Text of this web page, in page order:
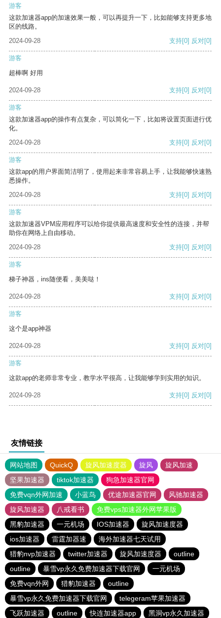
游客
这款加速器app的加速效果一般，可以再提升一下，比如能够支持更多地
区的线路。
2024-09-28
支持[0] 反对[0]
游客
超棒啊 好用
2024-09-28 支持[0] 反对[0]
游客
这款加速器app的操作有点复杂，可以简化一下，比如将设置页面进行优
化。
2024-09-28
支持[0] 反对[0]
游客
这款app的用户界面简洁明了，使用起来非常容易上手，让我能够快速熟
悉操作。
2024-09-28
支持[0] 反对[0]
游客
这款加速器VPM应用程序可以给你提供最高速度和安全性的连接，并帮
助你在网络上自由移动。
2024-09-28
支持[0] 反对[0]
游客
梯子神器，ins随便看，美美哒！
2024-09-28 支持[0] 反对[0]
游客
这个是app神器
2024-09-28 支持[0] 反对[0]
游客
这款app的老师非常专业，教学水平很高，让我能够学到实用的知识。
2024-09-28 支持[0] 反对[0]
友情链接
网站地图 QuickQ 旋风加速度器 旋风
旋风加速
坚果加速器
tiktok加速器
狗急加速器官网
免费vqn外网加速
小蓝鸟 优途加速器官网
风驰加速器
旋风加速器
八戒看书
免费vps加速器外网苹果版
黑豹加速器
一元机场 IOS加速器
旋风加速度器
ios加速器
雷霆加器速
海外加速器七天试用
猎豹nvp加速器
twitter加速器 旋风加速度器
outline
outline
暴雪vp永久免费加速器下载官网
一元机场
免费vqn外网
猎豹加速器
outline
暴雪vp永久免费加速器下载官网
telegeram苹果加速器
飞跃加速器
outline 快连加速器app 黑洞vp永久加速器